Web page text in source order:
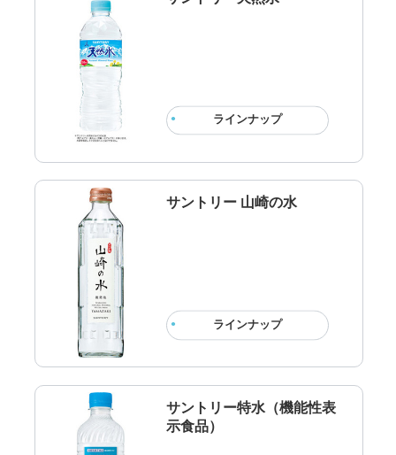
ラインナップ
サントリー 山崎の水
ラインナップ
サントリー特水（機能性表
示食品）